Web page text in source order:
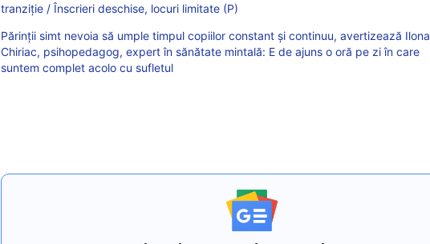
tranziție / Înscrieri deschise, locuri limitate (P)
Părinții simt nevoia să umple timpul copiilor constant și continuu, avertizează Ilona
Chiriac, psihopedagog, expert în sănătate mintală: E de ajuns o oră pe zi în care
suntem complet acolo cu sufletul